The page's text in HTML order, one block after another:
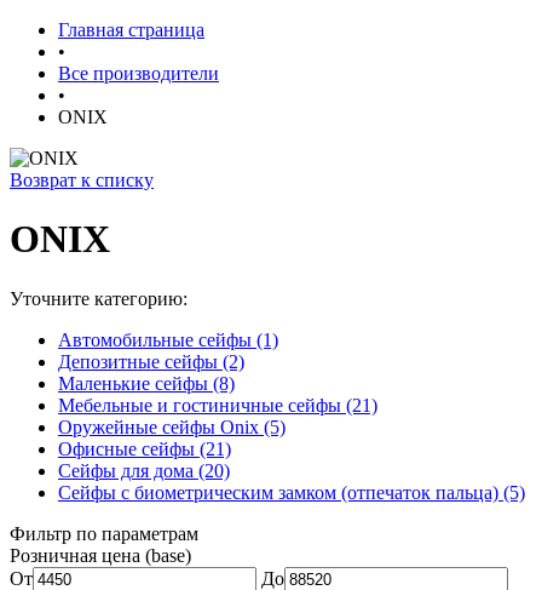
Главная страница
•
Все производители
•
ONIX
Возврат к списку
ONIX
Уточните категорию:
Автомобильные сейфы (1)
Депозитные сейфы (2)
Маленькие сейфы (8)
Мебельные и гостиничные сейфы (21)
Оружейные сейфы Onix (5)
Офисные сейфы (21)
Сейфы для дома (20)
Сейфы с биометрическим замком (отпечаток пальца) (5)
Фильтр по параметрам
Розничная цена (base)
От
До